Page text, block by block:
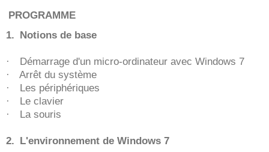
PROGRAMME
1. Notions de base
·
Démarrage d'un micro-ordinateur avec Windows 7
·
Arrêt du système
·
Les périphériques
·
Le clavier
·
La souris
2. L'environnement de Windows 7